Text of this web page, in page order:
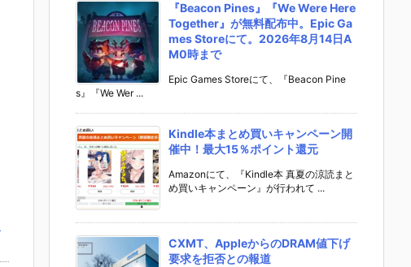
『Beacon Pines』『We Were Here
Together』が無料配布中。Epic Ga
mes Storeにて。2026年8月14日A
M0時まで
Epic Games Storeにて、『Beacon Pine
s』『We Wer ...
Kindle本まとめ買いキャンペーン開
催中！最大15％ポイント還元
Amazonにて、『Kindle本 真夏の涼読まと
め買いキャンペーン』が行われて ...
CXMT、AppleからのDRAM値下げ
要求を拒否との報道